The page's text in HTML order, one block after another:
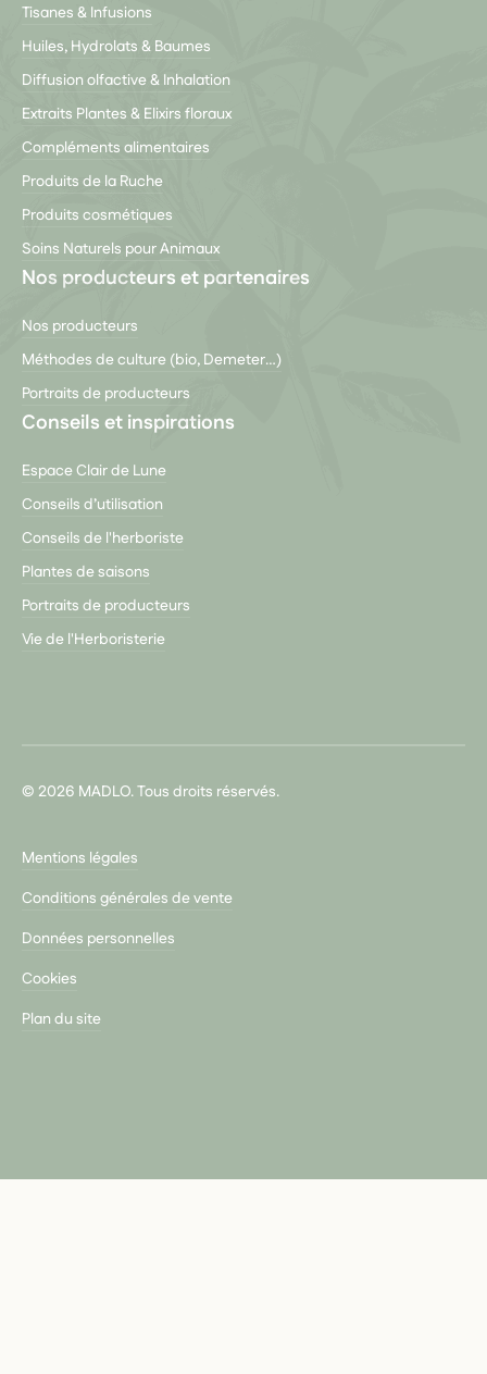
Tisanes & Infusions
Huiles, Hydrolats & Baumes
Diffusion olfactive & Inhalation
Extraits Plantes & Elixirs floraux
Compléments alimentaires
Produits de la Ruche
Produits cosmétiques
Soins Naturels pour Animaux
Nos producteurs et partenaires
Nos producteurs
Méthodes de culture (bio, Demeter…)
Portraits de producteurs
Conseils et inspirations
Espace Clair de Lune
Conseils d’utilisation
Conseils de l'herboriste
Plantes de saisons
Portraits de producteurs
Vie de l'Herboristerie
© 2026 MADLO. Tous droits réservés.
Mentions légales
Conditions générales de vente
Données personnelles
Cookies
Plan du site